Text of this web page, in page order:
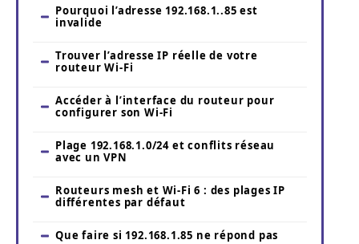
Pourquoi l’adresse 192.168.1..85 est
invalide
Trouver l’adresse IP réelle de votre
routeur Wi-Fi
Accéder à l’interface du routeur pour
configurer son Wi-Fi
Plage 192.168.1.0/24 et conflits réseau
avec un VPN
Routeurs mesh et Wi-Fi 6 : des plages IP
différentes par défaut
Que faire si 192.168.1.85 ne répond pas